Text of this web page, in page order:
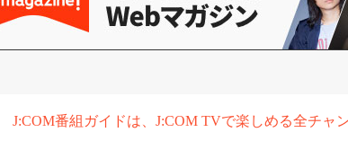
J:COM番組ガイドは、J:COM TVで楽しめる全チャ